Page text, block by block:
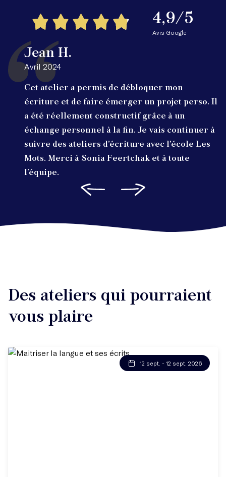
4,9/5
Avis Google
Jean H.
Avril 2024
Cet atelier a permis de débloquer mon
écriture et de faire émerger un projet perso. Il
a été réellement constructif grâce à un
échange personnel à la fin. Je vais continuer à
suivre des ateliers d’écriture avec l’école Les
Mots. Merci à Sonia Feertchak et à toute
l'équipe.
Des ateliers qui pourraient
vous plaire
12 sept. - 12 sept. 2026